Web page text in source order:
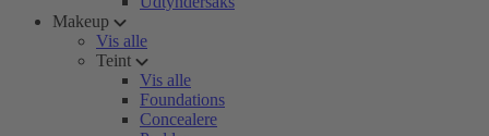
Makeup
Vis alle
Teint
Vis alle
Foundations
Concealere